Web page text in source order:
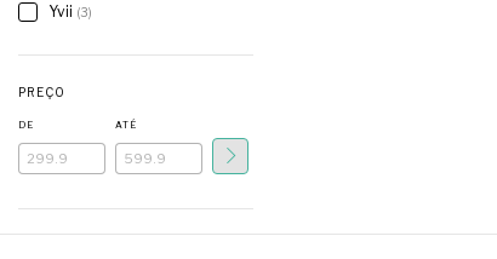
Yvii (3)
PREÇO
DE ATÉ